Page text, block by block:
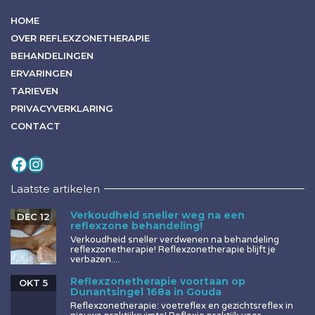
HOME
OVER REFLEXZONETHERAPIE
BEHANDELINGEN
ERVARINGEN
TARIEVEN
PRIVACYVERKLARING
CONTACT
Volg mij opInstagram
Laatste artikelen
Verkoudheid sneller weg na een
reflexzone behandeling!
DEC 12
Verkoudheid sneller verdwenen na behandeling
reflexzonetherapie! Reflexzonetherapie blijft je
verbazen....
Reflexzonetherapie voortaan op
Dunantsingel 168a in Gouda
OKT 5
Reflexzonetherapie: voetreflex en gezichtsreflex in